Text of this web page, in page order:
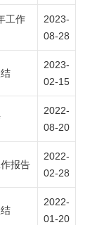
工作
2023-
08-28
2023-
02-15
2022-
08-20
报告
2022-
02-28
2022-
01-20